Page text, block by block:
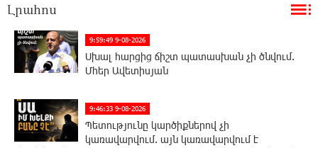
Լրահոս
9:59:49 9-08-2026
Սխալ հարցից ճիշտ պատասխան չի ծնվում.
Մհեր Ավետիսյան
9:46:33 9-08-2026
Պետությունը կարծիքներով չի
կառավարվում. այն կառավարվում է